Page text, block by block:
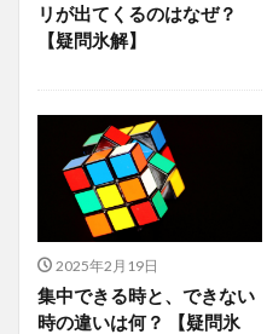
リが出てくるのはなぜ？
【疑問氷解】
2025年2月19日
集中できる時と、できない
時の違いは何？ 【疑問氷